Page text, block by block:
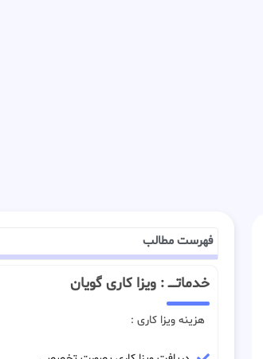
فهرست مطالب
خدماتـــــ : ویزا کاری گویان
هزینه ویزا کاری :